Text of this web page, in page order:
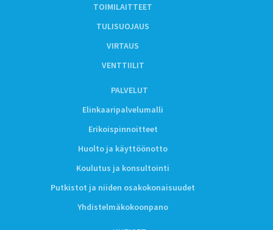
TOIMILAITTEET
TULISUOJAUS
VIRTAUS
VENTTIILIT
PALVELUT
Elinkaaripalvelumalli
Erikoispinnoitteet
Huolto ja käyttöönotto
Koulutus ja konsultointi
Putkistot ja niiden osakokonaisuudet
Yhdistelmäkokoonpano